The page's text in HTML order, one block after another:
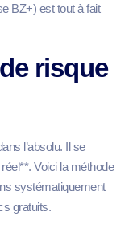
BZ+) est tout à fait
risque
l’absolu. Il se
Voici la méthode
systématiquement
gratuits.